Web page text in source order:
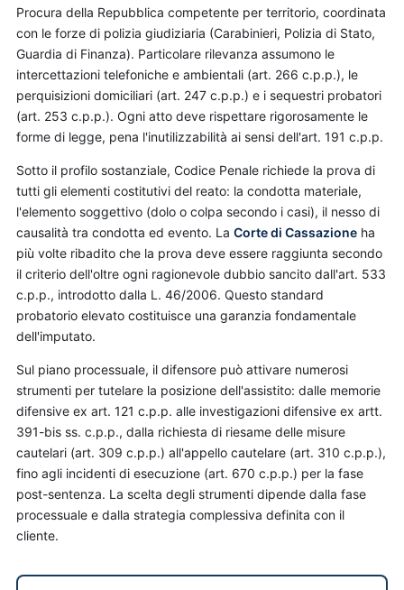
Procura della Repubblica competente per territorio, coordinata
con le forze di polizia giudiziaria (Carabinieri, Polizia di Stato,
Guardia di Finanza). Particolare rilevanza assumono le
intercettazioni telefoniche e ambientali (art. 266 c.p.p.), le
perquisizioni domiciliari (art. 247 c.p.p.) e i sequestri probatori
(art. 253 c.p.p.). Ogni atto deve rispettare rigorosamente le
forme di legge, pena l'inutilizzabilità ai sensi dell'art. 191 c.p.p.
Sotto il profilo sostanziale, Codice Penale richiede la prova di
tutti gli elementi costitutivi del reato: la condotta materiale,
l'elemento soggettivo (dolo o colpa secondo i casi), il nesso di
causalità tra condotta ed evento. La Corte di Cassazione ha
più volte ribadito che la prova deve essere raggiunta secondo
il criterio dell'oltre ogni ragionevole dubbio sancito dall'art. 533
c.p.p., introdotto dalla L. 46/2006. Questo standard
probatorio elevato costituisce una garanzia fondamentale
dell'imputato.
Sul piano processuale, il difensore può attivare numerosi
strumenti per tutelare la posizione dell'assistito: dalle memorie
difensive ex art. 121 c.p.p. alle investigazioni difensive ex artt.
391-bis ss. c.p.p., dalla richiesta di riesame delle misure
cautelari (art. 309 c.p.p.) all'appello cautelare (art. 310 c.p.p.),
fino agli incidenti di esecuzione (art. 670 c.p.p.) per la fase
post-sentenza. La scelta degli strumenti dipende dalla fase
processuale e dalla strategia complessiva definita con il
cliente.